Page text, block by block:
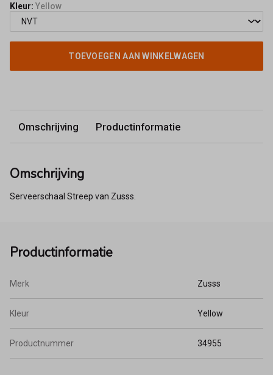
Kleur: Yellow
TOEVOEGEN AAN WINKELWAGEN
Omschrijving Productinformatie
Omschrijving
Serveerschaal Streep van Zusss.
Productinformatie
Merk Zusss
Kleur Yellow
Productnummer 34955